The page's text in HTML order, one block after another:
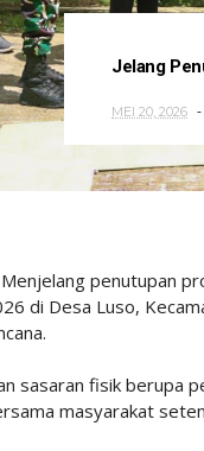
Jelang
MEI 20, 2026
Menjelang penutupan
di Desa Luso,
sasaran fisik berupa
masyarakat